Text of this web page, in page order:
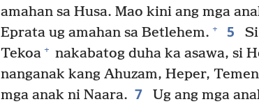
amahan sa Husa. Mao kini ang mga
Eprata ug amahan sa Betlehem. + 5
Tekoa + nakabatog duha ka asawa, si
nanganak kang Ahuzam, Heper,
mga anak ni Naara. 7
Ug ang mga